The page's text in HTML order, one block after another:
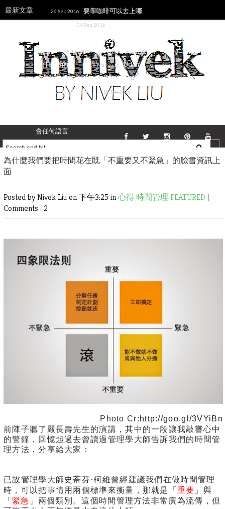
最新文章 26 Sep 2016
要學咖啡可以去上哪
04 Sep 2016
考》從不斷捨棄過去的成功過程中提升
自己
28 Jun 2016
[FAQ]你的網站是
用什麼做的？
06 Mar 2016
Udemy
簡化收費規則，降低課程價格與折扣成
數減少消費者疑慮
10 Jan 2016
《跟
會任何語言
為什麼我們要把時間花在既「不重要又不緊急」的臉書資訊上
面
Posted by Nivek Liu on 下午3:25 in心得 時間管理 FEATURED |
Comments : 2
Photo Cr: http://goo.gl/3VYiBn
前陣子聽了嚴長壽先生的演講，其中的一段讓我敲響心中
的警鐘，回憶起過去曾讀過管理學大師告訴我們的時間管
理方法，分享給大家：
已故管理學大師 史蒂芬·柯維曾經建議我們在做時間管理
時，可以把事情用兩個標準來衡量，那就是「 重要 」與
「 緊急 」兩個類別。這個時間管理方法非常廣為流傳，但